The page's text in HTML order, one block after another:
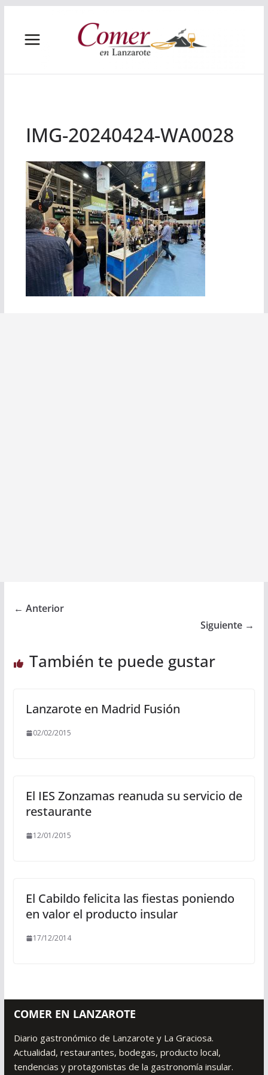
contenido
IMG-20240424-WA0028
← Anterior
Siguiente →
También te puede gustar
Lanzarote en Madrid Fusión
02/02/2015
El IES Zonzamas reanuda su servicio de
restaurante
12/01/2015
El Cabildo felicita las fiestas poniendo
en valor el producto insular
17/12/2014
COMER EN LANZAROTE
Diario gastronómico de Lanzarote y La Graciosa.
Actualidad, restaurantes, bodegas, producto local,
tendencias y protagonistas de la gastronomía insular.